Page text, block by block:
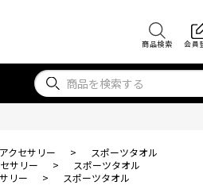
商品検索 会員
クセサリー >
スポーツタオル
サリー >
スポーツタオル
リー > スポーツタオル